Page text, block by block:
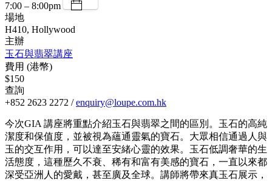
7:00 – 8:00pm
場地
H410, Hollywood
主辦
玉石與翡翠講座
費用 (港幣)
$150
查詢
+852 2623 2272 /enquiry@loupe.com.hk
今次GIA 講座將重點介紹玉石與翡翠之間的區別。玉石的高純
潔度和保值度，並被視為蘊通靈氣的寶石。大眾相信通過人與
玉的交互作用，可以達至安緒心靈的效果。玉石低調奢華的生
活態度，這種歷久不衰、稀有和富有美感的寶石，一直以來都
深受亞洲人的愛戴，甚至廣及全球。講師將帶來真玉石展示，